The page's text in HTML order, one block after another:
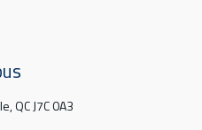
QC J7C 0A3